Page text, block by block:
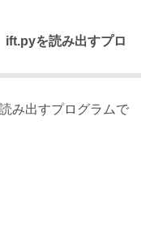
ift.pyを読み出すプロ
み出すプログラムで